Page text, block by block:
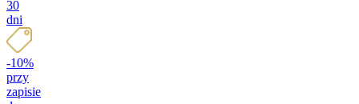
30
dni
-10%
przy
zapisie